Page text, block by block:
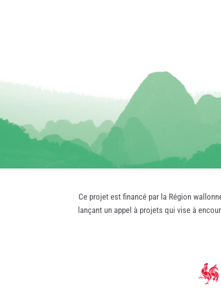
Ce projet est financé par la Région
lançant un appel à projets qui vise à